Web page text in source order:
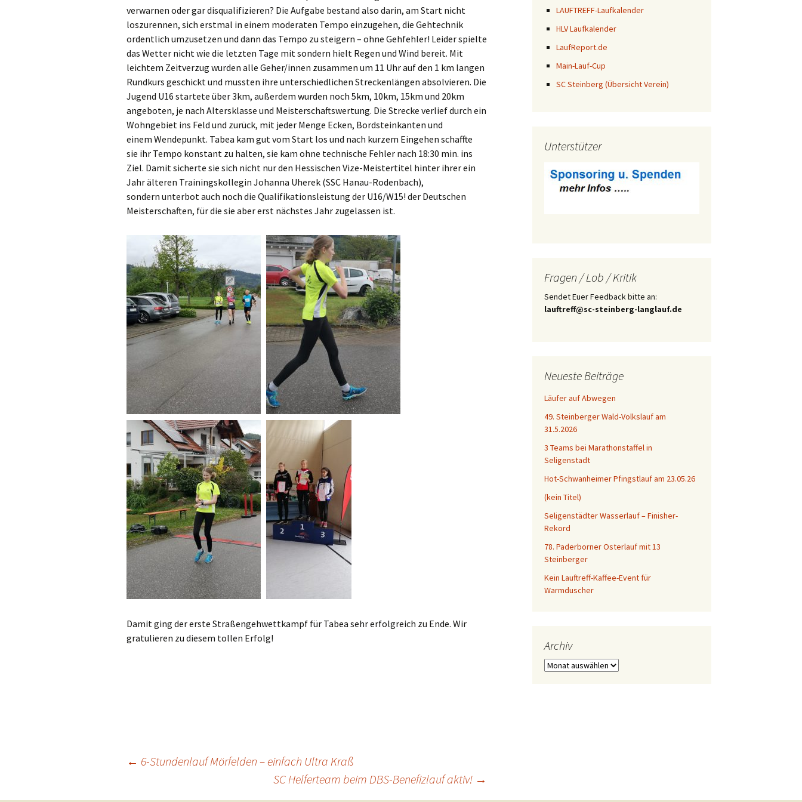
verwarnen oder gar disqualifizieren? Die Aufgabe bestand also darin, am Start nicht
loszurennen, sich erstmal in einem moderaten Tempo einzugehen, die Gehtechnik
ordentlich umzusetzen und dann das Tempo zu steigern – ohne Gehfehler! Leider spielte
das Wetter nicht wie die letzten Tage mit sondern hielt Regen und Wind bereit. Mit
leichtem Zeitverzug wurden alle Geher/innen zusammen um 11 Uhr auf den 1 km langen
Rundkurs geschickt und mussten ihre unterschiedlichen Streckenlängen absolvieren. Die
Jugend U16 startete über 3km, außerdem wurden noch 5km, 10km, 15km und 20km
angeboten, je nach Altersklasse und Meisterschaftswertung. Die Strecke verlief durch ein
Wohngebiet ins Feld und zurück, mit jeder Menge Ecken, Bordsteinkanten und
einem Wendepunkt. Tabea kam gut vom Start los und nach kurzem Eingehen schaffte
sie ihr Tempo konstant zu halten, sie kam ohne technische Fehler nach 18:30 min. ins
Ziel. Damit sicherte sie sich nicht nur den Hessischen Vize-Meistertitel hinter ihrer ein
Jahr älteren Trainingskollegin Johanna Uherek (SSC Hanau-Rodenbach),
sondern unterbot auch noch die Qualifikationsleistung der U16/W15! der Deutschen
Meisterschaften, für die sie aber erst nächstes Jahr zugelassen ist.
Damit ging der erste Straßengehwettkampf für Tabea sehr erfolgreich zu Ende. Wir
gratulieren zu diesem tollen Erfolg!
← 6-Stundenlauf Mörfelden – einfach Ultra Kraß
SC Helferteam beim DBS-Benefizlauf aktiv! →
LAUFTREFF-Laufkalender
HLV Laufkalender
LaufReport.de
Main-Lauf-Cup
SC Steinberg (Übersicht Verein)
Unterstützer
Fragen / Lob / Kritik
Sendet Euer Feedback bitte an:
lauftreff@sc-steinberg-langlauf.de
Neueste Beiträge
Läufer auf Abwegen
49. Steinberger Wald-Volkslauf am
31.5.2026
3 Teams bei Marathonstaffel in
Seligenstadt
Hot-Schwanheimer Pfingstlauf am 23.05.26
(kein Titel)
Seligenstädter Wasserlauf – Finisher-
Rekord
78. Paderborner Osterlauf mit 13
Steinberger
Kein Lauftreff-Kaffee-Event für
Warmduscher
Archiv
Archiv